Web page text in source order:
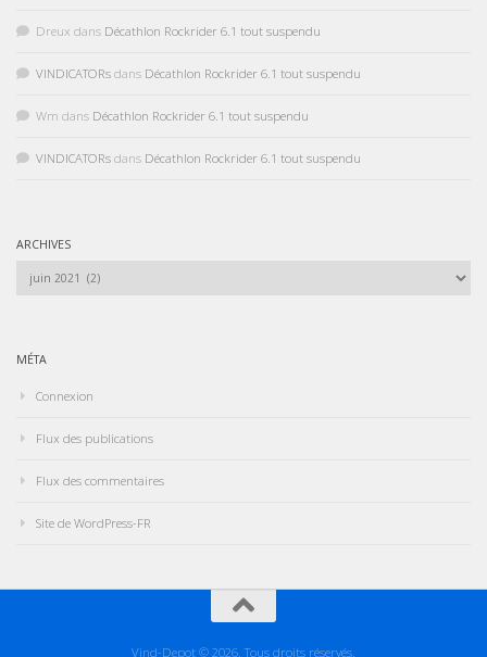
Dreux dans Décathlon Rockrider 6.1 tout suspendu
VINDICATORs dans Décathlon Rockrider 6.1 tout suspendu
Wm dans Décathlon Rockrider 6.1 tout suspendu
VINDICATORs dans Décathlon Rockrider 6.1 tout suspendu
ARCHIVES
MÉTA
Connexion
Flux des publications
Flux des commentaires
Site de WordPress-FR
Vind-Depot © 2026. Tous droits réservés.